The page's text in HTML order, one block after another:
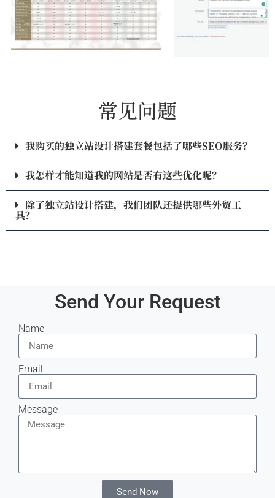
常见问题
我购买的独立站设计搭建套餐包括了哪些SEO服务？
我怎样才能知道我的网站是否有这些优化呢？
除了独立站设计搭建，我们团队还提供哪些外贸工
具？
Send Your Request
Name
Email
Message
Send Now